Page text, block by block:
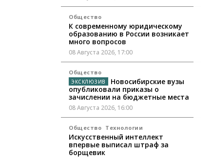
Общество
К современному юридическому
образованию в России возникает
много вопросов
08 Августа 2026, 17:00
Общество
Новосибирские вузы
опубликовали приказы о
зачислении на бюджетные места
08 Августа 2026, 16:00
Общество Технологии
Искусственный интеллект
впервые выписал штраф за
борщевик